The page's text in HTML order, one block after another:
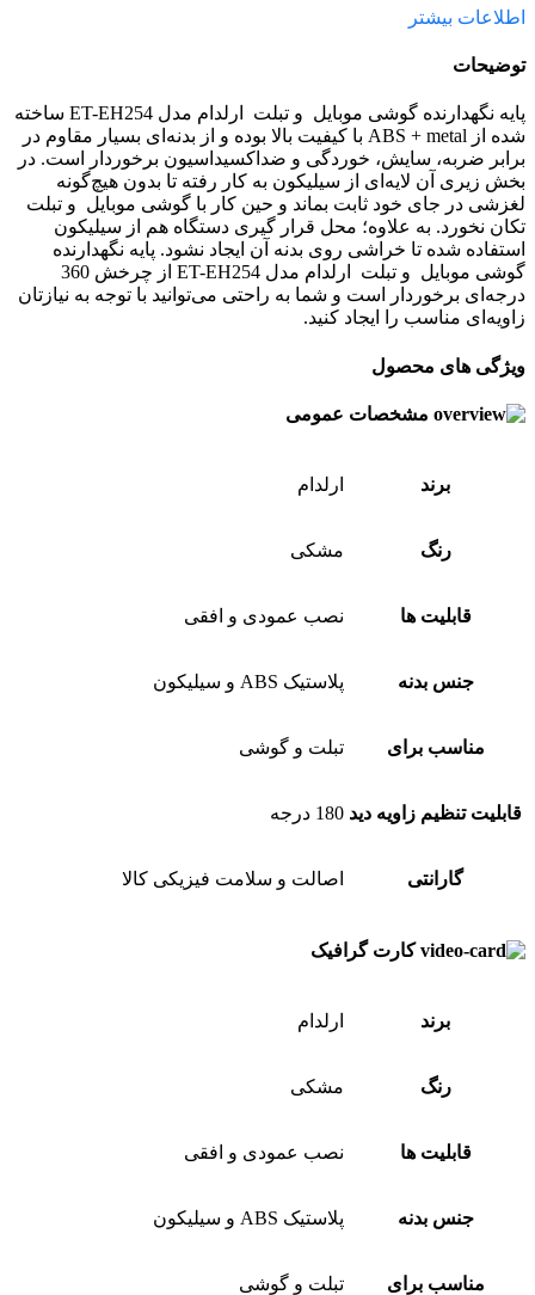
اطلاعات بیشتر
توضیحات
پایه نگهدارنده گوشی موبایل و تبلت ارلدام مدل ET-EH254 ساخته
شده از ABS + metal با کیفیت بالا بوده و از بدنه‌ای بسیار مقاوم در
برابر ضربه، سایش، خوردگی و ضداکسیداسیون برخوردار است. در
بخش زیری آن لایه‌ای از سیلیکون به کار رفته تا بدون هیچ‌گونه
لغزشی در جای خود ثابت بماند و حین کار با گوشی موبایل و تبلت
تکان نخورد. به علاوه؛ محل قرار گیری دستگاه هم از سیلیکون
استفاده شده تا خراشی روی بدنه آن ایجاد نشود. پایه نگهدارنده
گوشی موبایل و تبلت ارلدام مدل ET-EH254 از چرخش 360
درجه‌ای برخوردار است و شما به راحتی می‌توانید با توجه به نیازتان
زاویه‌ای مناسب را ایجاد کنید.
ویژگی های محصول
مشخصات عمومی
برند ارلدام
رنگ مشکی
قابلیت ها نصب عمودی و افقی
جنس بدنه پلاستیک ABS و سیلیکون
مناسب برای تبلت و گوشی
قابلیت تنظیم زاویه دید 180 درجه
گارانتی اصالت و سلامت فیزیکی کالا
کارت گرافیک
برند ارلدام
رنگ مشکی
قابلیت ها نصب عمودی و افقی
جنس بدنه پلاستیک ABS و سیلیکون
مناسب برای تبلت و گوشی